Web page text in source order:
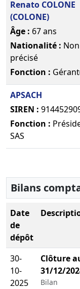
Renato COLONE
(COLONE)
Âge : 67 ans
Nationalité : Non
précisé
Fonction :
APSACH
SIREN :
Fonction :
SAS
Bilans
Date
de
dépôt
30-
10-
2025
Clôture
31/12/
Bilan